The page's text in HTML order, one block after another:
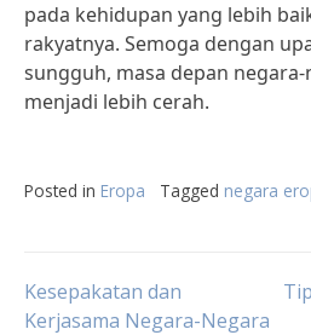
pada kehidupan yang lebih
rakyatnya. Semoga dengan
sungguh, masa depan
menjadi lebih cerah.
Posted in Eropa Tagged negara
Post
Kesepakatan dan
Kerjasama Negara-Negara